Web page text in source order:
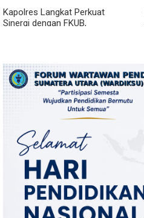
Kapolres Langkat Perkuat
Sinergi dengan FKUB,